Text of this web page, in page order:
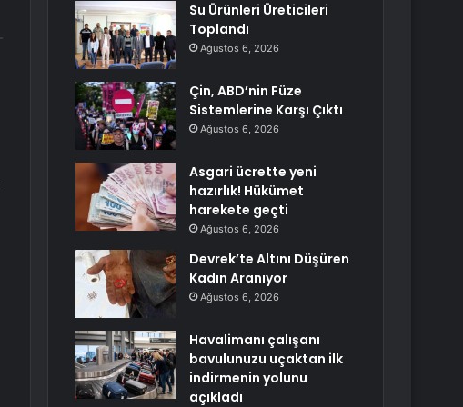
Su Ürünleri Üreticileri
Toplandı
Ağustos 6, 2026
Çin, ABD’nin Füze
Sistemlerine Karşı Çıktı
Ağustos 6, 2026
Asgari ücrette yeni
hazırlık! Hükümet
harekete geçti
Ağustos 6, 2026
Devrek’te Altını Düşüren
Kadın Aranıyor
Ağustos 6, 2026
Havalimanı çalışanı
bavulunuzu uçaktan ilk
indirmenin yolunu
açıkladı